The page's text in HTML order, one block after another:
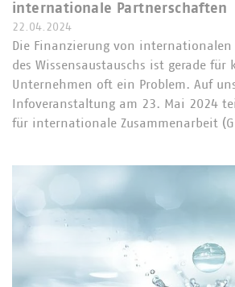
internationale Partnerschaften
22.04.2024
Die Finanzierung von internationalen
des Wissensaustauschs ist gerade für
Unternehmen oft ein Problem. Auf
Infoveranstaltung am 23. Mai 2024
für internationale Zusammenarbeit